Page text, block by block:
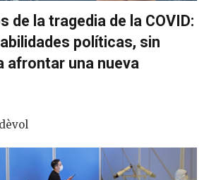
de la tragedia de la COVID:
políticas, sin
afrontar una nueva